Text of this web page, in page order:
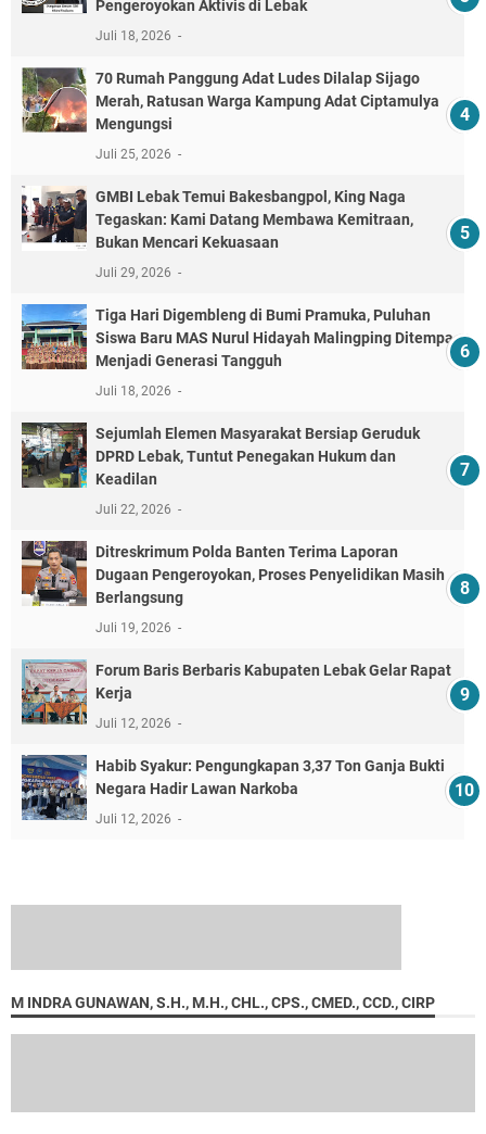
Pengeroyokan Aktivis di Lebak
Juli 18, 2026
70 Rumah Panggung Adat Ludes Dilalap Sijago
Merah, Ratusan Warga Kampung Adat Ciptamulya
Mengungsi
Juli 25, 2026
GMBI Lebak Temui Bakesbangpol, King Naga
Tegaskan: Kami Datang Membawa Kemitraan,
Bukan Mencari Kekuasaan
Juli 29, 2026
Tiga Hari Digembleng di Bumi Pramuka, Puluhan
Siswa Baru MAS Nurul Hidayah Malingping Ditempa
Menjadi Generasi Tangguh
Juli 18, 2026
Sejumlah Elemen Masyarakat Bersiap Geruduk
DPRD Lebak, Tuntut Penegakan Hukum dan
Keadilan
Juli 22, 2026
Ditreskrimum Polda Banten Terima Laporan
Dugaan Pengeroyokan, Proses Penyelidikan Masih
Berlangsung
Juli 19, 2026
Forum Baris Berbaris Kabupaten Lebak Gelar Rapat
Kerja
Juli 12, 2026
​Habib Syakur: Pengungkapan 3,37 Ton Ganja Bukti
Negara Hadir Lawan Narkoba
Juli 12, 2026
M INDRA GUNAWAN, S.H., M.H., CHL., CPS., CMED., CCD., CIRP